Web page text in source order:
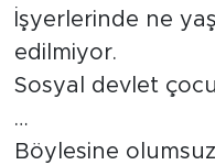
İşyerlerinde ne
edilmiyor.
Sosyal devlet
…
Böylesine